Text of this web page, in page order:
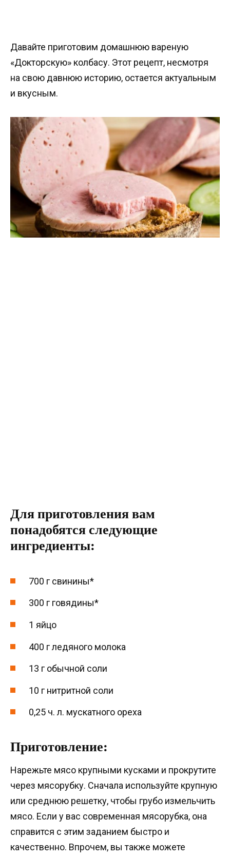
Давайте приготовим домашнюю вареную
«Докторскую» колбасу. Этот рецепт, несмотря
на свою давнюю историю, остается актуальным
и вкусным.
Для приготовления вам
понадобятся следующие
ингредиенты:
700 г свинины*
300 г говядины*
1 яйцо
400 г ледяного молока
13 г обычной соли
10 г нитритной соли
0,25 ч. л. мускатного ореха
Приготовление:
Нарежьте мясо крупными кусками и прокрутите
через мясорубку. Сначала используйте крупную
или среднюю решетку, чтобы грубо измельчить
мясо. Если у вас современная мясорубка, она
справится с этим заданием быстро и
качественно. Впрочем, вы также можете